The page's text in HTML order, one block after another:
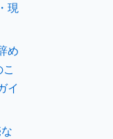
現
め
イ